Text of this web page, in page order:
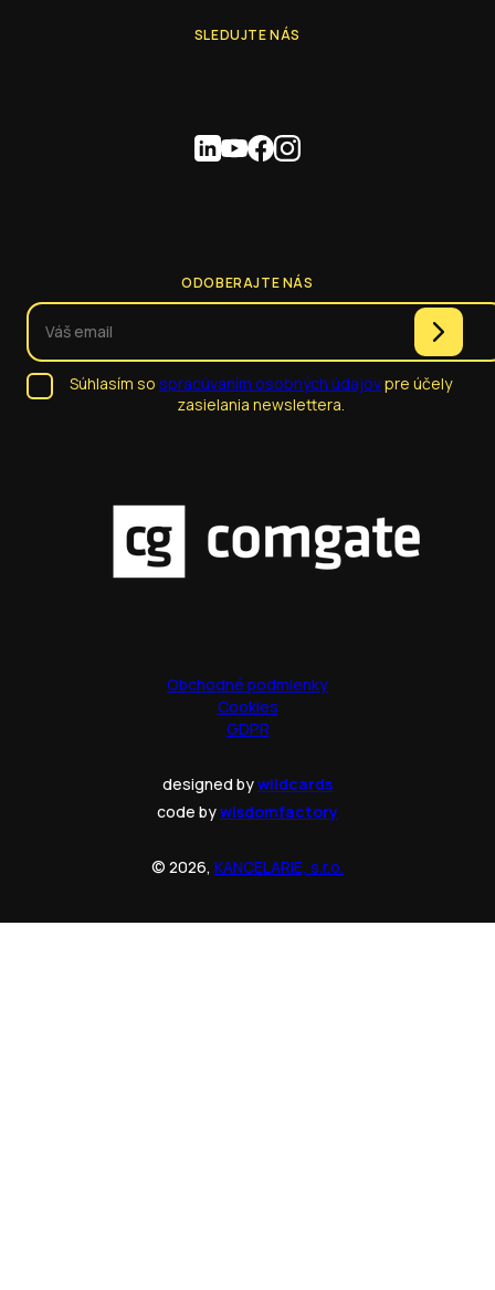
SLEDUJTE NÁS
ODOBERAJTE NÁS
Súhlasím so spracúvaním osobných údajovpre účely
zasielania newslettera.
Obchodné podmienky
Cookies
GDPR
designed bywildcards
code bywisdomfactory
© 2026, KANCELARIE, s.r.o.